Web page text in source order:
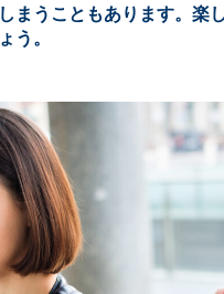
まうこともあります。楽
う。